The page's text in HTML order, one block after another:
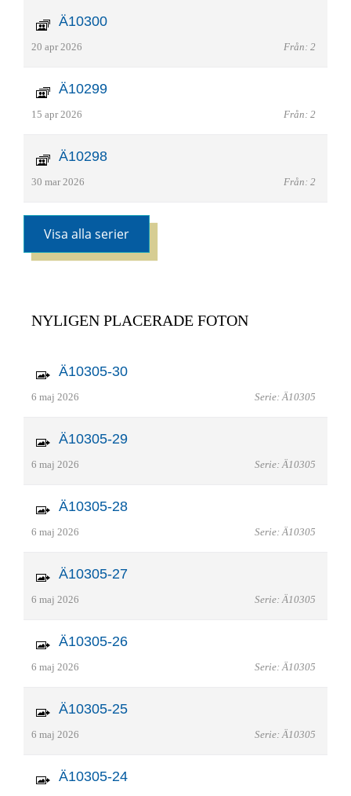
Ä10300
20 apr 2026 Från: 2
Ä10299
15 apr 2026 Från: 2
Ä10298
30 mar 2026 Från: 2
Visa alla serier
NYLIGEN PLACERADE FOTON
Ä10305-30
6 maj 2026 Serie: Ä10305
Ä10305-29
6 maj 2026 Serie: Ä10305
Ä10305-28
6 maj 2026 Serie: Ä10305
Ä10305-27
6 maj 2026 Serie: Ä10305
Ä10305-26
6 maj 2026 Serie: Ä10305
Ä10305-25
6 maj 2026 Serie: Ä10305
Ä10305-24